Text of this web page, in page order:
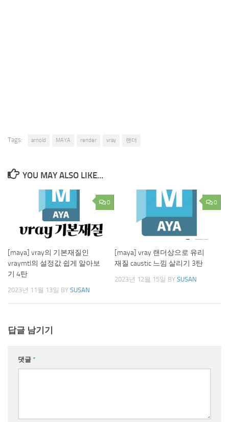
Tags: arnold MAYA render vray 랜더
YOU MAY ALSO LIKE...
0
[maya] vray의 기본재질인
vraymtl의 설정값 쉽게 알아보
기 4탄
2023년 11월 13일 BY SUSAN
0
[maya] vray 랜더상으로 유리
재질 caustic 느낌 살리기 3탄
2023년 12월 15일 BY SUSAN
답글 남기기
댓글 *